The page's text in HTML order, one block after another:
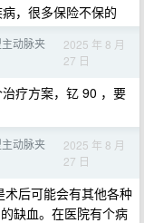
，很多保险不保的
动脉夹
2025 年 8 月
27 日
疗方案，钇 90 ，要
动脉夹
2025 年 8 月
27 日
后可能会有其他各种
缺血。在医院有个病